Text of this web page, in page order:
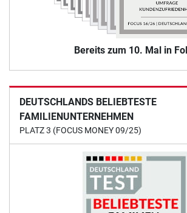
Bereits zum 10. Mal in
DEUTSCHLANDS BELIEBTESTE
FAMILIENUNTERNEHMEN
PLATZ 3 (FOCUS MONEY 09/25)